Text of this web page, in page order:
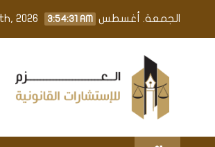
الجمعة. أغسطس 7th, 2026 3:54:32 AM